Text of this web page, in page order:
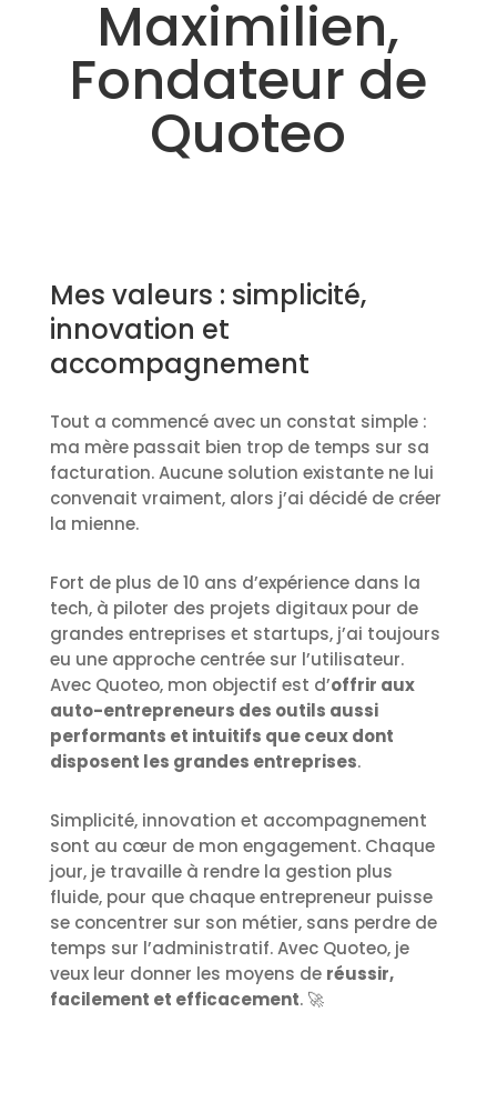
Maximilien,
Fondateur de
Quoteo
Mes valeurs : simplicité,
innovation et
accompagnement
Tout a commencé avec un constat simple :
ma mère passait bien trop de temps sur sa
facturation. Aucune solution existante ne lui
convenait vraiment, alors j’ai décidé de créer
la mienne.
Fort de plus de 10 ans d’expérience dans la
tech, à piloter des projets digitaux pour de
grandes entreprises et startups, j’ai toujours
eu une approche centrée sur l’utilisateur.
Avec Quoteo, mon objectif est d’offrir aux
auto-entrepreneurs des outils aussi
performants et intuitifs que ceux dont
disposent les grandes entreprises.
Simplicité, innovation et accompagnement
sont au cœur de mon engagement. Chaque
jour, je travaille à rendre la gestion plus
fluide, pour que chaque entrepreneur puisse
se concentrer sur son métier, sans perdre de
temps sur l’administratif. Avec Quoteo, je
veux leur donner les moyens de réussir,
facilement et efficacement. 🚀